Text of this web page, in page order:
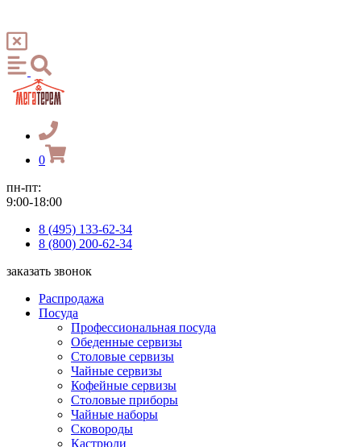
0
пн-пт:
9:00-18:00
8 (495) 133-62-34
8 (800) 200-62-34
заказать звонок
Распродажа
Посуда
Профессиональная посуда
Обеденные сервизы
Столовые сервизы
Чайные сервизы
Кофейные сервизы
Столовые приборы
Чайные наборы
Сковороды
Кастрюли